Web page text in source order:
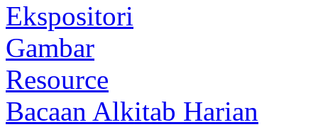
Ekspositori
Gambar
Resource
Bacaan Alkitab Harian